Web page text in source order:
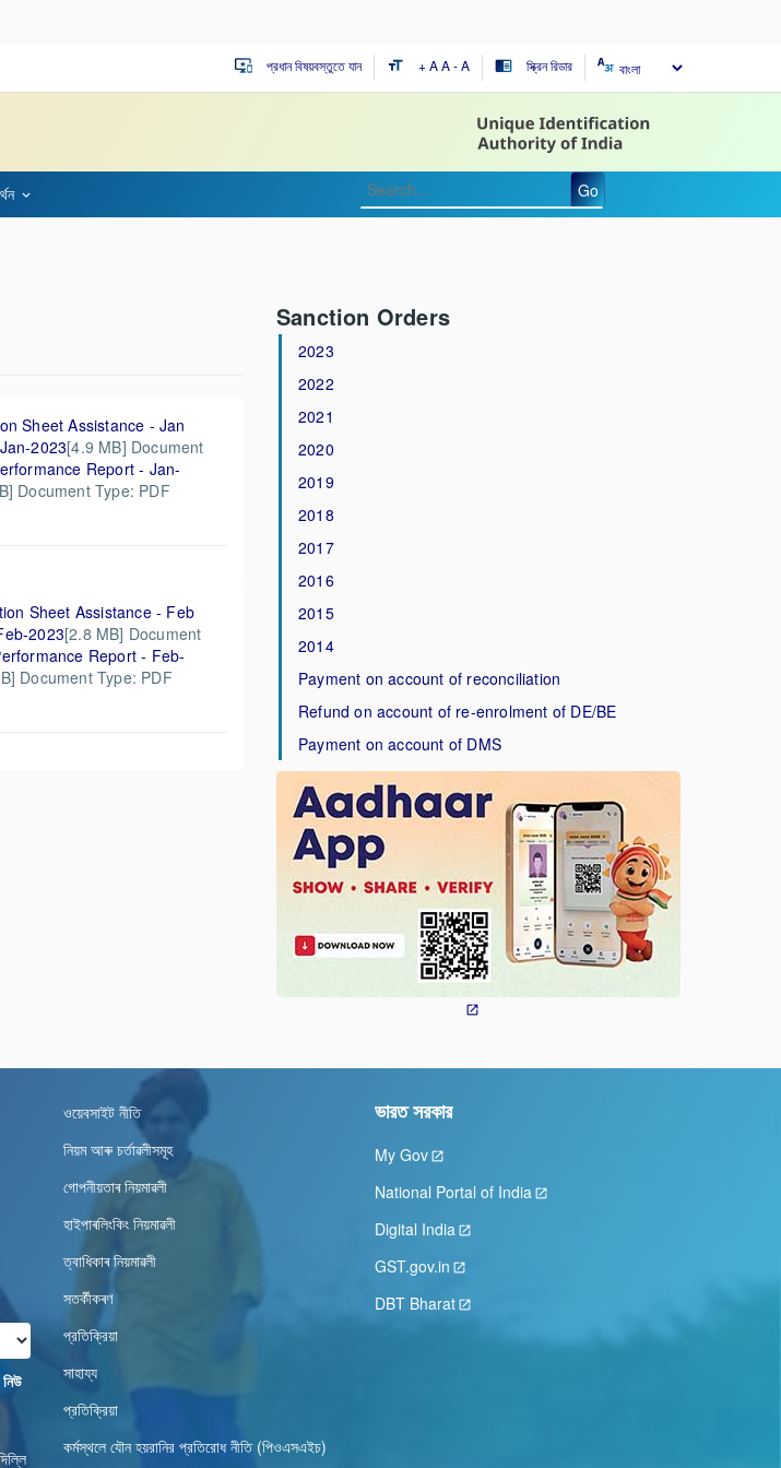
important_devices প্রধান বিষয়বস্তুতে যান format_size + AA- A chrome_reader_mode স্ক্রিন রিডার
Go
Sheet Assistance - Jan
2023[4.9 MB] Document
Report - Jan-
Document Type: PDF
Sheet Assistance - Feb
2023[2.8 MB] Document
Report - Feb-
Document Type: PDF
Sanction Orders
2023
2022
2021
2020
2019
2018
2017
2016
2015
2014
Payment on account of reconciliation
Refund on account of re-enrolment of DE/BE
Payment on account of DMS
ওয়েবসাইট নীতি
নিয়ম আৰু চৰ্তাৱলীসমূহ
গোপনীয়তাৰ নিয়মাৱলী
হাইপাৰলিংকিং নিয়মাৱলী
ত্বাধিকাৰ নিয়মাৱলী
সতৰ্কীকৰণ
প্রতিক্রিয়া
সাহায্য
প্রতিক্রিয়া
কর্মস্থলে যৌন হয়রানির প্রতিরোধ নীতি (পিওএসএইচ)
ভারত সরকার
My Gov
National Portal of India
Digital India
GST.gov.in
DBT Bharat